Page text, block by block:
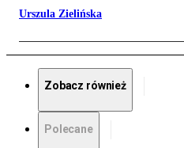
Urszula Zielińska
Zobacz również
Polecane